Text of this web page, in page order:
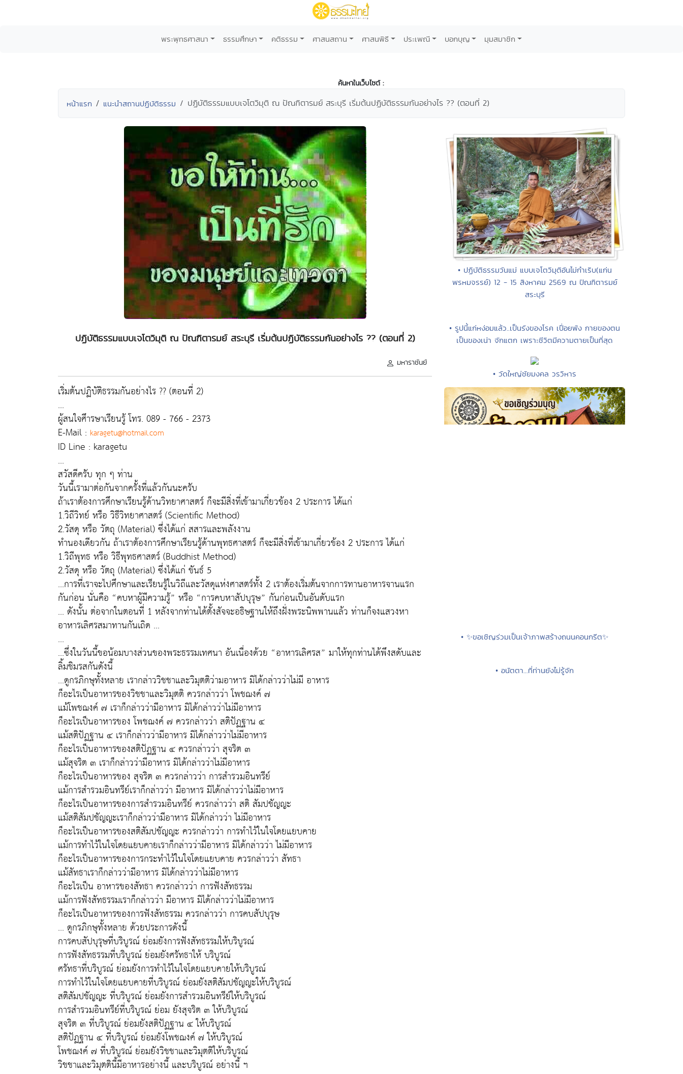
พระพุทธศาสนา ธรรมศึกษา คติธรรม ศาสนสถาน ศาสนพิธี ประเพณี บอกบุญ มุมสมาชิก
ค้นหาในเว็บไซต์ :
หน้าแรก แนะนำสถานปฏิบัติธรรม ปฏิบัติธรรมแบบเจโตวิมุติ ณ ปัณฑิตารมย์ สระบุรี เริ่มต้นปฏิบัติธรรมกันอย่างไร ?? (ตอนที่ 2)
ปฏิบัติธรรมแบบเจโตวิมุติ ณ ปัณฑิตารมย์ สระบุรี เริ่มต้นปฏิบัติธรรมกันอย่างไร ?? (ตอนที่ 2)
มหาราชันย์
เริ่มต้นปฏิบัติธรรมกันอย่างไร ?? (ตอนที่ 2)
...
ผู้สนใจศึารษาเรียนรู้ โทร. 089 - 766 - 2373
E-Mail : karagetu@hotmail.com
ID Line : karagetu
...
สวัสดีครับ ทุก ๆ ท่าน
วันนี้เรามาต่อกันจากครั้งที่แล้วกันนะครับ
ถ้าเราต้องการศึกษาเรียนรู้ด้านวิทยาศาสตร์ ก็จะมีสิ่งที่เข้ามาเกี่ยวข้อง 2 ประการ ได้แก่
1.วิถีวิทย์ หรือ วิธีวิทยาศาสตร์ (Scientific Method)
2.วัสดุ หรือ วัตถุ (Material) ซึ่งได้แก่ สสารและพลังงาน
ทำนองเดียวกัน ถ้าเราต้องการศึกษาเรียนรู้ด้านพุทธศาสตร์ ก็จะมีสิ่งที่เข้ามาเกี่ยวข้อง 2 ประการ ได้แก่
1.วิถีพุทธ หรือ วิธีพุทธศาสตร์ (Buddhist Method)
2.วัสดุ หรือ วัตถุ (Material) ซึ่งได้แก่ ขันธ์ 5
...การที่เราจะไปศึกษาและเรียนรู้ในวิถีและวัสดุแห่งศาสตร์ทั้ง 2 เราต้องเริ่มต้นจากการทานอาหารจานแรก
กันก่อน นั่นคือ “คบหาผู้มีความรู้” หรือ “การคบหาสัปบุรุษ” กันก่อนเป็นอันดับแรก
... ดังนั้น ต่อจากในตอนที่ 1 หลังจากท่านได้ตั้งสัจจะอธิษฐานให้ถึงฝั่งพระนิพพานแล้ว ท่านก็จงแสวงหา
อาหารเลิศรสมาทานกันเถิด ...
...
...ซึ่งในวันนี้ขอน้อมบางส่วนของพระธรรมเทศนา อันเนื่องด้วย “อาหารเลิศรส” มาให้ทุกท่านได้พึงสดับและ
ลิ้มชิมรสกันดังนี้
...ดูกรภิกษุทั้งหลาย เรากล่าววิชชาและวิมุตติว่ามอาหาร มิได้กล่าวว่าไม่มี อาหาร
ก็อะไรเป็นอาหารของวิชชาและวิมุตติ ควรกล่าวว่า โพชฌงค์ ๗
แม้โพชฌงค์ ๗ เราก็กล่าวว่ามีอาหาร มิได้กล่าวว่าไม่มีอาหาร
ก็อะไรเป็นอาหารของ โพชฌงค์ ๗ ควรกล่าวว่า สติปัฏฐาน ๔
แม้สติปัฏฐาน ๔ เราก็กล่าวว่ามีอาหาร มิได้กล่าวว่าไม่มีอาหาร
ก็อะไรเป็นอาหารของสติปัฏฐาน ๔ ควรกล่าวว่า สุจริต ๓
แม้สุจริต ๓ เราก็กล่าวว่ามีอาหาร มิได้กล่าวว่าไม่มีอาหาร
ก็อะไรเป็นอาหารของ สุจริต ๓ ควรกล่าวว่า การสำรวมอินทรีย์
แม้การสำรวมอินทรีย์เราก็กล่าวว่า มีอาหาร มิได้กล่าวว่าไม่มีอาหาร
ก็อะไรเป็นอาหารของการสำรวมอินทรีย์ ควรกล่าวว่า สติ สัมปชัญญะ
แม้สติสัมปชัญญะเราก็กล่าวว่ามีอาหาร มิได้กล่าวว่า ไม่มีอาหาร
ก็อะไรเป็นอาหารของสติสัมปชัญญะ ควรกล่าวว่า การทำไว้ในใจโดยแยบคาย
แม้การทำไว้ในใจโดยแยบคายเราก็กล่าวว่ามีอาหาร มิได้กล่าวว่า ไม่มีอาหาร
ก็อะไรเป็นอาหารของการกระทำไว้ในใจโดยแยบคาย ควรกล่าวว่า สัทธา
แม้สัทธาเราก็กล่าวว่ามีอาหาร มิได้กล่าวว่าไม่มีอาหาร
ก็อะไรเป็น อาหารของสัทธา ควรกล่าวว่า การฟังสัทธรรม
แม้การฟังสัทธรรมเราก็กล่าวว่า มีอาหาร มิได้กล่าวว่าไม่มีอาหาร
ก็อะไรเป็นอาหารของการฟังสัทธรรม ควรกล่าวว่า การคบสัปบุรุษ
... ดูกรภิกษุทั้งหลาย ด้วยประการดังนี้
การคบสัปบุรุษที่บริบูรณ์ ย่อมยังการฟังสัทธรรมให้บริบูรณ์
การฟังสัทธรรมที่บริบูรณ์ ย่อมยังศรัทธาให้ บริบูรณ์
ศรัทธาที่บริบูรณ์ ย่อมยังการทำไว้ในใจโดยแยบคายให้บริบูรณ์
การทำไว้ในใจโดยแยบคายที่บริบูรณ์ ย่อมยังสติสัมปชัญญะให้บริบูรณ์
สติสัมปชัญญะ ที่บริบูรณ์ ย่อมยังการสำรวมอินทรีย์ให้บริบูรณ์
การสำรวมอินทรีย์ที่บริบูรณ์ ย่อม ยังสุจริต ๓ ให้บริบูรณ์
สุจริต ๓ ที่บริบูรณ์ ย่อมยังสติปัฏฐาน ๔ ให้บริบูรณ์
สติปัฏฐาน ๔ ที่บริบูรณ์ ย่อมยังโพชฌงค์ ๗ ให้บริบูรณ์
โพชฌงค์ ๗ ที่บริบูรณ์ ย่อมยังวิชชาและวิมุตติให้บริบูรณ์
วิชชาและวิมุตตินี้มีอาหารอย่างนี้ และบริบูรณ์ อย่างนี้ ฯ
• ปฏิบัติธรรมวันแม่ แบบเจโตวิมุติอันไม่กำเริบ(แก่น
พรหมจรรย์) 12 - 15 สิงหาคม 2569 ณ ปัณฑิตารมย์
สระบุรี
• รูปนี้แก่หง่อมแล้ว..เป็นรังของโรค เปื่อยพัง กายของตน
เป็นของเน่า จักแตก เพราะชีวิตมีความตายเป็นที่สุด
• วัดใหญ่ชัยมงคล วรวิหาร
• ✨ขอเชิญร่วมเป็นเจ้าภาพสร้างถนนคอนกรีต✨
• อนัตตา...ที่ท่านยังไม่รู้จัก